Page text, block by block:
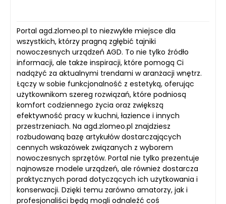
Portal agd.zlomeo.pl to niezwykłe miejsce dla
wszystkich, którzy pragną zgłębić tajniki
nowoczesnych urządzeń AGD. To nie tylko źródło
informacji, ale także inspiracji, które pomogą Ci
nadążyć za aktualnymi trendami w aranżacji wnętrz.
Łączy w sobie funkcjonalność z estetyką, oferując
użytkownikom szereg rozwiązań, które podniosą
komfort codziennego życia oraz zwiększą
efektywność pracy w kuchni, łazience i innych
przestrzeniach. Na agd.zlomeo.pl znajdziesz
rozbudowaną bazę artykułów dostarczających
cennych wskazówek związanych z wyborem
nowoczesnych sprzętów. Portal nie tylko prezentuje
najnowsze modele urządzeń, ale również dostarcza
praktycznych porad dotyczących ich użytkowania i
konserwacji. Dzięki temu zarówno amatorzy, jak i
profesjonaliści będą mogli odnaleźć coś